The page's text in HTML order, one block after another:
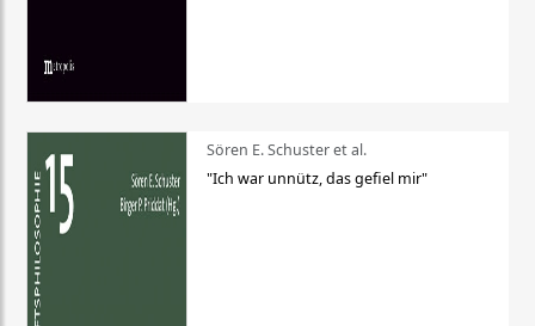
Sören E. Schuster et al.
"Ich war unnütz, das gefiel mir"